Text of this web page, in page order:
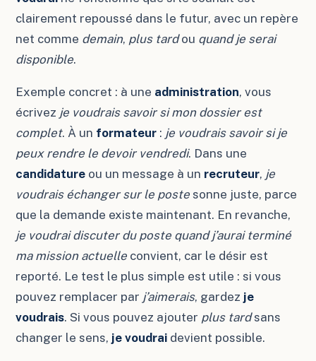
clairement repoussé dans le futur, avec un repère
net comme demain, plus tardou quand je serai
disponible.
Exemple concret : à une administration, vous
écrivez je voudrais savoir si mon dossier est
complet. À un formateur : je voudrais savoir si je
peux rendre le devoir vendredi. Dans une
candidature ou un message à un recruteur, je
voudrais échanger sur le poste sonne juste, parce
que la demande existe maintenant. En revanche,
je voudrai discuter du poste quand j’aurai terminé
ma mission actuelle convient, car le désir est
reporté. Le test le plus simple est utile : si vous
pouvez remplacer par j’aimerais, gardez je
voudrais. Si vous pouvez ajouter plus tardsans
changer le sens, je voudrai devient possible.